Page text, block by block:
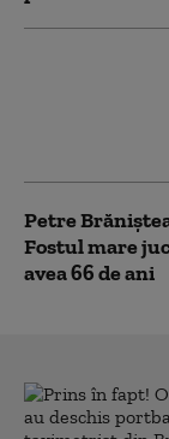
Petre
Fostul mare
avea 66 de ani